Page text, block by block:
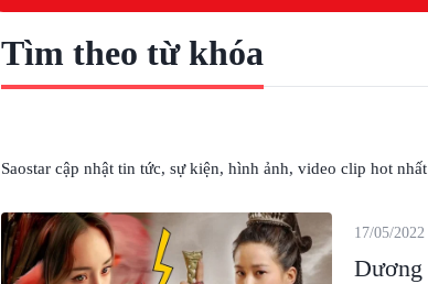
Tìm theo từ khóa
Saostar cập nhật tin tức, sự kiện, hình ảnh, video clip hot
17/05/